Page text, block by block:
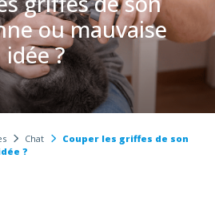
ou mauvaise
idée ?
Chat
Couper les griffes de son
?